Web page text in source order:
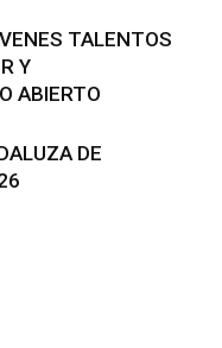
TALENTOS
Y
ABIERTO
DE